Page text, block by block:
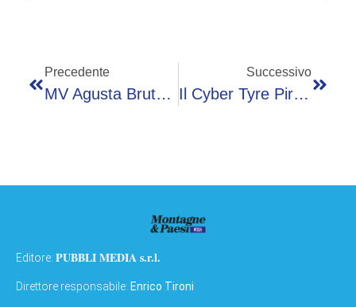
Precedente
MV Agusta Brutale 1000 ABT: La Super Naked Italiana
Successivo
Il Cyber Tyre Pirelli Supera L’esame Della Pagani Utopia
Editore: PUBBLI MEDIA s.r.l.
Direttore responsabile: Enrico Tironi